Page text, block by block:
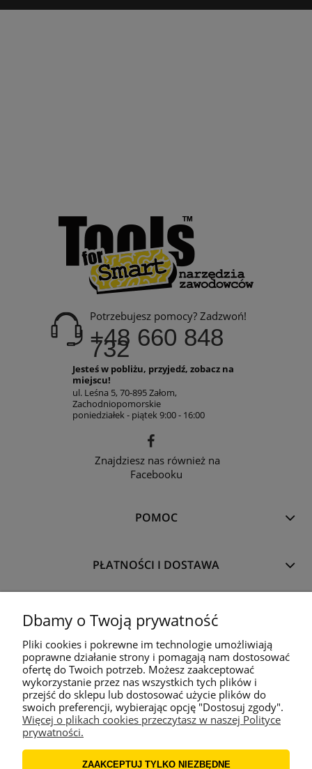
Potrzebujesz pomocy? Zadzwoń!
+48 660 848
732
Jesteś w pobliżu, przyjedź, zobacz na
miejscu!
ul. Leśna 5, 70-895 Załom,
Zachodniopomorskie
poniedziałek - piątek 9:00 - 16:00
Znajdziesz nas również na
Facebooku
POMOC
PŁATNOŚCI I DOSTAWA
TWÓJ PANEL
O NAS
ToolsforSmart - narzędzia zawodowców, P.P.H.U. ARMOT Arkadiusz
Kałyniak, ul. Leśna 5, 70-895 Załom
Dbamy o Twoją prywatność
Pliki cookies i pokrewne im technologie umożliwiają
poprawne działanie strony i pomagają nam dostosować
ofertę do Twoich potrzeb. Możesz zaakceptować
wykorzystanie przez nas wszystkich tych plików i
przejść do sklepu lub dostosować użycie plików do
swoich preferencji, wybierając opcję "Dostosuj zgody".
Więcej o plikach cookies przeczytasz w naszej Polityce
prywatności.
ZAAKCEPTUJ TYLKO NIEZBĘDNE